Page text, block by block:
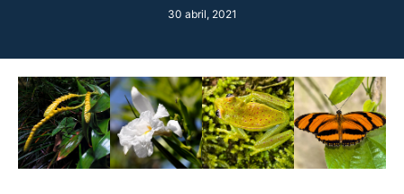
30 abril, 2021